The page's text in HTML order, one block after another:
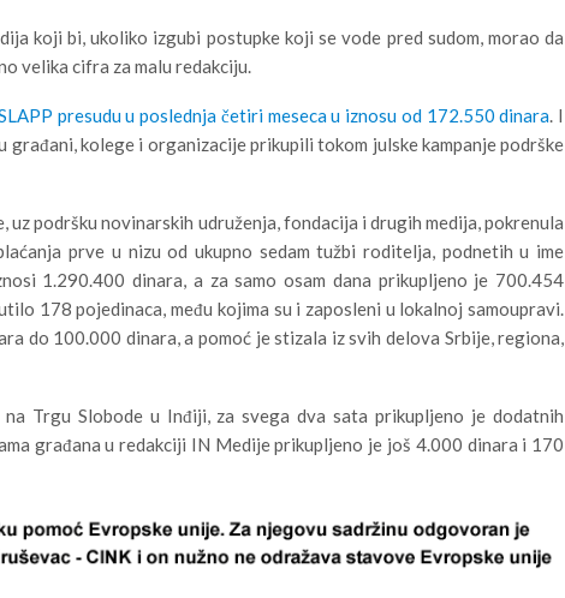
koji bi, ukoliko izgubi postupke koji se vode pred sudom, morao da
velika cifra za malu redakciju.
presudu u poslednja četiri meseca u iznosu od 172.550 dinara. I
građani, kolege i organizacije prikupili tokom julske kampanje podrške
uz podršku novinarskih udruženja, fondacija i drugih medija, pokrenula
prve u nizu od ukupno sedam tužbi roditelja, podnetih u ime
1.290.400 dinara, a za samo osam dana prikupljeno je 700.454
178 pojedinaca, među kojima su i zaposleni u lokalnoj samoupravi.
do 100.000 dinara, a pomoć je stizala iz svih delova Srbije, regiona,
Trgu Slobode u Inđiji, za svega dva sata prikupljeno je dodatnih
građana u redakciji IN Medije prikupljeno je još 4.000 dinara i 170